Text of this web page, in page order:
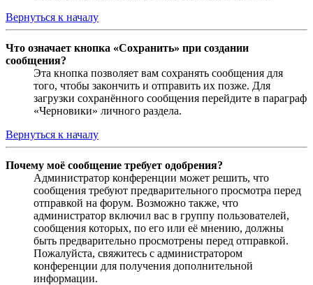
Вернуться к началу
Что означает кнопка «Сохранить» при создании
сообщения?
Эта кнопка позволяет вам сохранять сообщения для
того, чтобы закончить и отправить их позже. Для
загрузки сохранённого сообщения перейдите в параграф
«Черновики» личного раздела.
Вернуться к началу
Почему моё сообщение требует одобрения?
Администратор конференции может решить, что
сообщения требуют предварительного просмотра перед
отправкой на форум. Возможно также, что
администратор включил вас в группу пользователей,
сообщения которых, по его или её мнению, должны
быть предварительно просмотрены перед отправкой.
Пожалуйста, свяжитесь с администратором
конференции для получения дополнительной
информации.